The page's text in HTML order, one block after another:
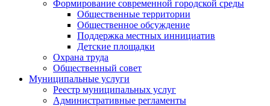
Формирование современной городской среды
Общественные территории
Общественное обсуждение
Поддержка местных иннициатив
Детские площадки
Охрана труда
Общественный совет
Муниципальные услуги
Реестр муниципальных услуг
Административные регламенты